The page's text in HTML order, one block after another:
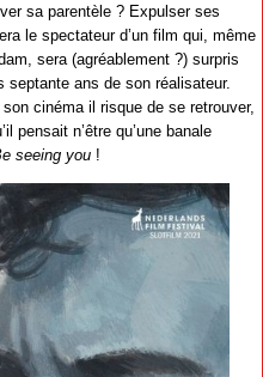
sa parentèle ? Expulser ses
le spectateur d’un film qui, même
sera (agréablement ?) surpris
septante ans de son réalisateur.
cinéma il risque de se retrouver,
pensait n’être qu’une banale
seeing you !